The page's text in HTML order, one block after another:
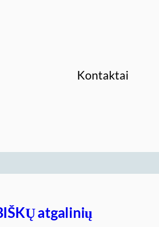
Kontaktai
atgalinių